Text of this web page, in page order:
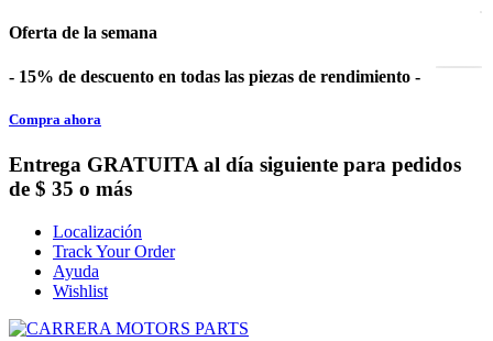
Oferta de la semana
- 15% de descuento en todas las piezas de rendimiento -
Compra ahora
Entrega GRATUITA al día siguiente para pedidos
de $ 35 o más
Localización
Track Your Order
Ayuda
Wishlist